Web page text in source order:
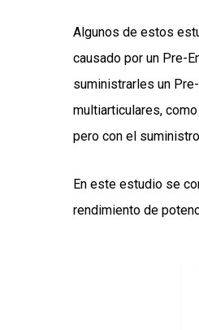
Algunos de estos
causado por un Pre-
suministrarles un
multiarticulares,
pero con el
En este estudio se
rendimiento de